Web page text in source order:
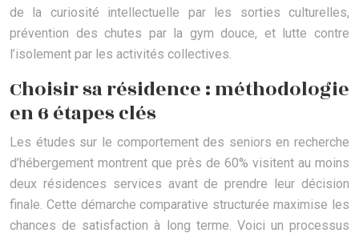
de la curiosité intellectuelle par les sorties culturelles,
prévention des chutes par la gym douce, et lutte contre
l’isolement par les activités collectives.
Choisir sa résidence : méthodologie
en 6 étapes clés
Les études sur le comportement des seniors en recherche
d’hébergement montrent que près de 60% visitent au moins
deux résidences services avant de prendre leur décision
finale. Cette démarche comparative structurée maximise les
chances de satisfaction à long terme. Voici un processus